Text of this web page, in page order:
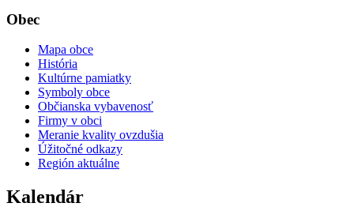
Obec
Mapa obce
História
Kultúrne pamiatky
Symboly obce
Občianska vybavenosť
Firmy v obci
Meranie kvality ovzdušia
Úžitočné odkazy
Región aktuálne
Kalendár